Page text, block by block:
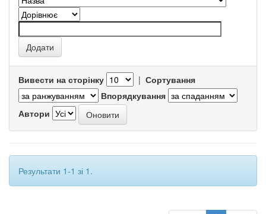
Вивести на сторінку | Сортування
Впорядкування
Автори
Результати 1-1 зі 1.